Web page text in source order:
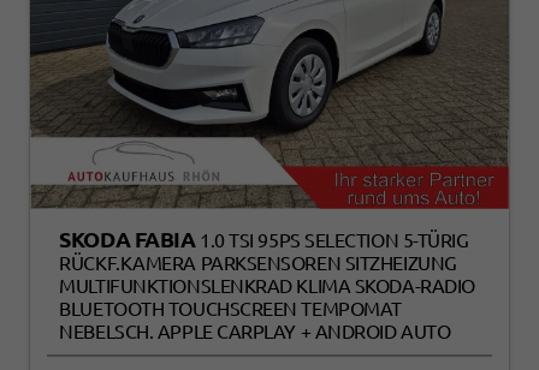
SKODA FABIA 1.0 TSI 95PS SELECTION 5-TÜRIG
RÜCKF.KAMERA PARKSENSOREN SITZHEIZUNG
MULTIFUNKTIONSLENKRAD KLIMA SKODA-RADIO
BLUETOOTH TOUCHSCREEN TEMPOMAT
NEBELSCH. APPLE CARPLAY + ANDROID AUTO